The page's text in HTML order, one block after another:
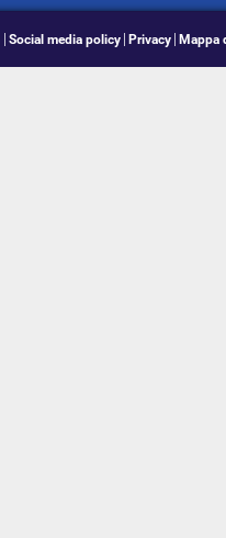
Social media policy Privacy Mappa